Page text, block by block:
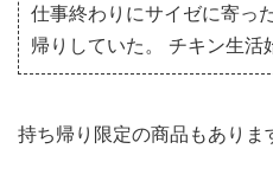
仕事終わりにサイゼに寄っ
帰りしていた。 チキン生活
持ち帰り限定の商品もありま